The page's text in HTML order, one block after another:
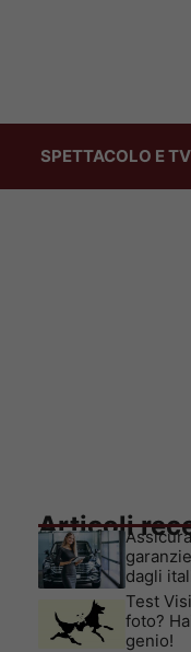
SPETTACOLO E TV
Articoli
dagli
Test
foto?
genio!